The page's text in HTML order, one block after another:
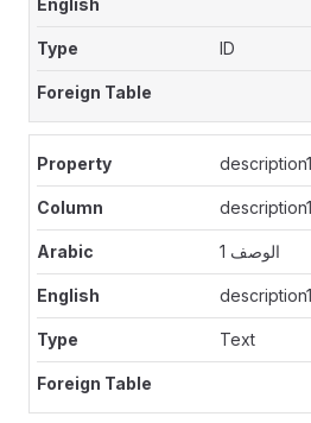
ID
description1
description1
الوصف 1
description1
Text